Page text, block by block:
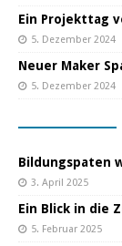
Ein Projekttag
5. Dezember 2024
Neuer Maker
5. Dezember 2024
Bildungspaten
3. April 2025
Ein Blick in die
5. Februar 2025